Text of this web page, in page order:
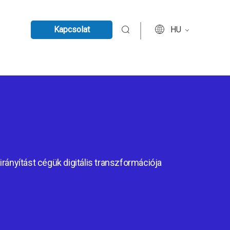
Kapcsolat HU
cégük digitális transzformációja